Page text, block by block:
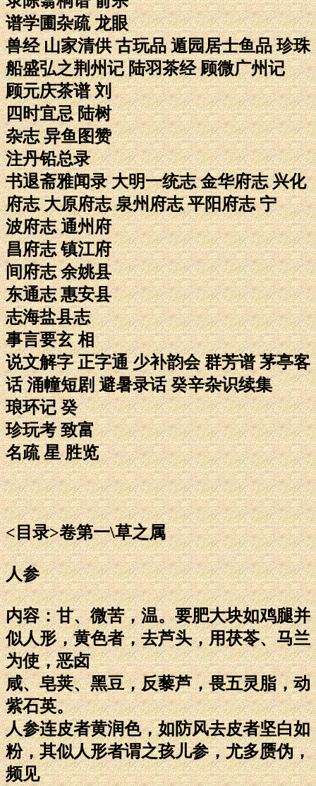
谱学圃杂疏 龙眼
兽经 山家清供 古玩品 遁园居士鱼品 珍珠
船盛弘之荆州记 陆羽茶经 顾微广州记
顾元庆茶谱 刘
四时宜忌 陆树
杂志 异鱼图赞
注丹铅总录
书退斋雅闻录 大明一统志 金华府志 兴化
府志 大原府志 泉州府志 平阳府志 宁
波府志 通州府
昌府志 镇江府
间府志 余姚县
东通志 惠安县
志海盐县志
事言要玄 相
说文解字 正字通 少补韵会 群芳谱 茅亭客
话 涌幢短剧 避暑录话 癸辛杂识续集
琅环记 癸
珍玩考 致富
名疏 星 胜览
<目录>卷第一\草之属
人参
内容：甘、微苦，温。要肥大块如鸡腿并
似人形，黄色者，去芦头，用茯苓、马兰
为使，恶卤
咸、皂荚、黑豆，反藜芦，畏五灵脂，动
紫石英。
人参连皮者黄润色，如防风去皮者坚白如
粉，其似人形者谓之孩儿参，尤多赝伪，
频见